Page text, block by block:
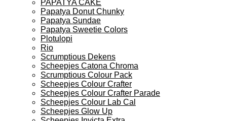
PAPATYA CAKE
Papatya Donut Chunky
Papatya Sundae
Papatya Sweetie Colors
Plotulopi
Rio
Scrumptious Dekens
Scheepjes Catona Chroma
Scrumptious Colour Pack
Scheepjes Colour Crafter
Scheepjes Colour Crafter Parade
Scheepjes Colour Lab Cal
Scheepjes Glow Up